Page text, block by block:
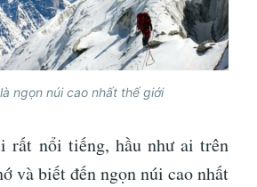
ngọn núi cao nhất thế giới
rất nổi tiếng, hầu như ai trên
và biết đến ngọn núi cao nhất